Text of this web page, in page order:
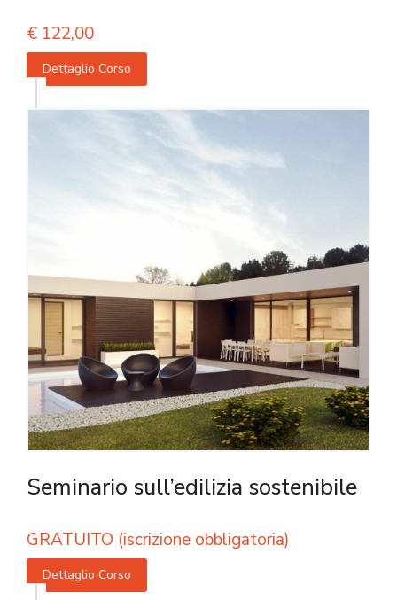
€ 122,00
Dettaglio Corso
Seminario sull’edilizia sostenibile
GRATUITO (iscrizione obbligatoria)
Dettaglio Corso